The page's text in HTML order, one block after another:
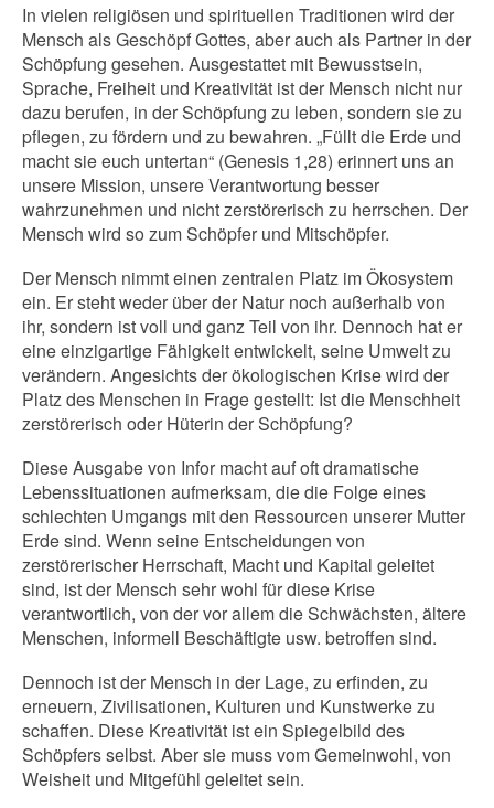
In vielen religiösen und spirituellen Traditionen wird der
Mensch als Geschöpf Gottes, aber auch als Partner in der
Schöpfung gesehen. Ausgestattet mit Bewusstsein,
Sprache, Freiheit und Kreativität ist der Mensch nicht nur
dazu berufen, in der Schöpfung zu leben, sondern sie zu
pflegen, zu fördern und zu bewahren. „Füllt die Erde und
macht sie euch untertan“ (Genesis 1,28) erinnert uns an
unsere Mission, unsere Verantwortung besser
wahrzunehmen und nicht zerstörerisch zu herrschen. Der
Mensch wird so zum Schöpfer und Mitschöpfer.
Der Mensch nimmt einen zentralen Platz im Ökosystem
ein. Er steht weder über der Natur noch außerhalb von
ihr, sondern ist voll und ganz Teil von ihr. Dennoch hat er
eine einzigartige Fähigkeit entwickelt, seine Umwelt zu
verändern. Angesichts der ökologischen Krise wird der
Platz des Menschen in Frage gestellt: Ist die Menschheit
zerstörerisch oder Hüterin der Schöpfung?
Diese Ausgabe von Infor macht auf oft dramatische
Lebenssituationen aufmerksam, die die Folge eines
schlechten Umgangs mit den Ressourcen unserer Mutter
Erde sind. Wenn seine Entscheidungen von
zerstörerischer Herrschaft, Macht und Kapital geleitet
sind, ist der Mensch sehr wohl für diese Krise
verantwortlich, von der vor allem die Schwächsten, ältere
Menschen, informell Beschäftigte usw. betroffen sind.
Dennoch ist der Mensch in der Lage, zu erfinden, zu
erneuern, Zivilisationen, Kulturen und Kunstwerke zu
schaffen. Diese Kreativität ist ein Spiegelbild des
Schöpfers selbst. Aber sie muss vom Gemeinwohl, von
Weisheit und Mitgefühl geleitet sein.